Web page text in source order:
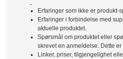
Erfaringer som ikke er produkt-
Erfaringer i forbindelse med
aktuelle produktet.
Spørsmål om produktet eller
skrevet en anmeldelse. Dette er
Linker, priser, tilgjengelighet